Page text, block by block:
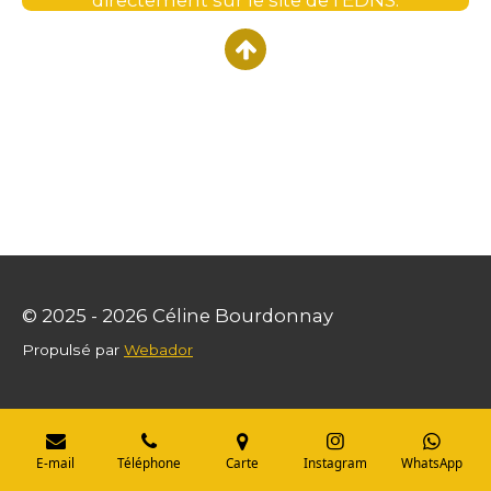
© 2025 - 2026 Céline Bourdonnay
Propulsé par Webador
E-mail Téléphone Carte Instagram WhatsApp